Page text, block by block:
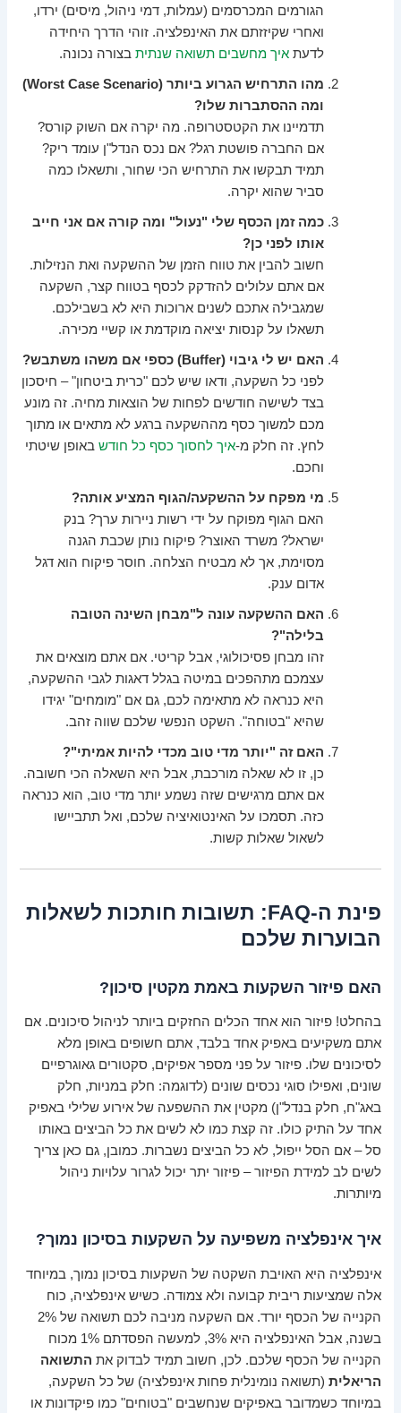
הגורמים המכרסמים (עמלות, דמי ניהול, מיסים) ירדו,
ואחרי שקיזזתם את האינפלציה. זוהי הדרך היחידה
לדעתאיך מחשבים תשואה שנתית בצורה נכונה.
מהו התרחיש הגרוע ביותר (Worst Case Scenario)
ומה ההסתברות שלו?
תדמיינו את הקטסטרופה. מה יקרה אם השוק קורס?
אם החברה פושטת רגל? אם נכס הנדל"ן עומד ריק?
תמיד תבקשו את התרחיש הכי שחור, ותשאלו כמה
סביר שהוא יקרה.
כמה זמן הכסף שלי "נעול" ומה קורה אם אני חייב
אותו לפני כן?
חשוב להבין את טווח הזמן של ההשקעה ואת הנזילות.
אם אתם עלולים להזדקק לכסף בטווח קצר, השקעה
שמגבילה אתכם לשנים ארוכות היא לא בשבילכם.
תשאלו על קנסות יציאה מוקדמת או קשיי מכירה.
האם יש לי גיבוי (Buffer) כספי אם משהו משתבש?
לפני כל השקעה, ודאו שיש לכם "כרית ביטחון" – חיסכון
בצד לשישה חודשים לפחות של הוצאות מחיה. זה מונע
מכם למשוך כסף מההשקעה ברגע לא מתאים או מתוך
לחץ. זה חלק מ-איך לחסוך כסף כל חודש באופן שיטתי
וחכם.
מי מפקח על ההשקעה/הגוף המציע אותה?
האם הגוף מפוקח על ידי רשות ניירות ערך? בנק
ישראל? משרד האוצר? פיקוח נותן שכבת הגנה
מסוימת, אך לא מבטיח הצלחה. חוסר פיקוח הוא דגל
אדום ענק.
האם ההשקעה עונה ל"מבחן השינה הטובה
בלילה"?
זהו מבחן פסיכולוגי, אבל קריטי. אם אתם מוצאים את
עצמכם מתהפכים במיטה בגלל דאגות לגבי ההשקעה,
היא כנראה לא מתאימה לכם, גם אם "מומחים" יגידו
שהיא "בטוחה". השקט הנפשי שלכם שווה זהב.
האם זה "יותר מדי טוב מכדי להיות אמיתי"?
כן, זו לא שאלה מורכבת, אבל היא השאלה הכי חשובה.
אם אתם מרגישים שזה נשמע יותר מדי טוב, הוא כנראה
כזה. תסמכו על האינטואיציה שלכם, ואל תתביישו
לשאול שאלות קשות.
פינת ה-FAQ: תשובות חותכות לשאלות
הבוערות שלכם
האם פיזור השקעות באמת מקטין סיכון?
בהחלט! פיזור הוא אחד הכלים החזקים ביותר לניהול סיכונים. אם
אתם משקיעים באפיק אחד בלבד, אתם חשופים באופן מלא
לסיכונים שלו. פיזור על פני מספר אפיקים, סקטורים גאוגרפיים
שונים, ואפילו סוגי נכסים שונים (לדוגמה: חלק במניות, חלק
באג"ח, חלק בנדל"ן) מקטין את ההשפעה של אירוע שלילי באפיק
אחד על התיק כולו. זה קצת כמו לא לשים את כל הביצים באותו
סל – אם הסל ייפול, לא כל הביצים נשברות. כמובן, גם כאן צריך
לשים לב למידת הפיזור – פיזור יתר יכול לגרור עלויות ניהול
מיותרות.
איך אינפלציה משפיעה על השקעות בסיכון נמוך?
אינפלציה היא האויבת השקטה של השקעות בסיכון נמוך, במיוחד
אלה שמציעות ריבית קבועה ולא צמודה. כשיש אינפלציה, כוח
הקנייה של הכסף יורד. אם השקעה מניבה לכם תשואה של 2%
בשנה, אבל האינפלציה היא 3%, למעשה הפסדתם 1% מכוח
הקנייה של הכסף שלכם. לכן, חשוב תמיד לבדוק את התשואה
הריאלית (תשואה נומינלית פחות אינפלציה) של כל השקעה,
במיוחד כשמדובר באפיקים שנחשבים "בטוחים" כמו פיקדונות או